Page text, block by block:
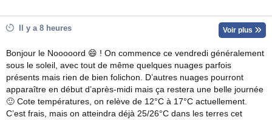
Il y a 8 heures Voir plus
Bonjour le Nooooord 😄 ! On commence ce vendredi généralement
sous le soleil, avec tout de même quelques nuages parfois
présents mais rien de bien folichon. D’autres nuages pourront
apparaître en début d’après-midi mais ça restera une belle journée
🙂 Cote températures, on relève de 12°C à 17°C actuellement.
C’est frais, mais on atteindra déjà 25/26°C dans les terres cet